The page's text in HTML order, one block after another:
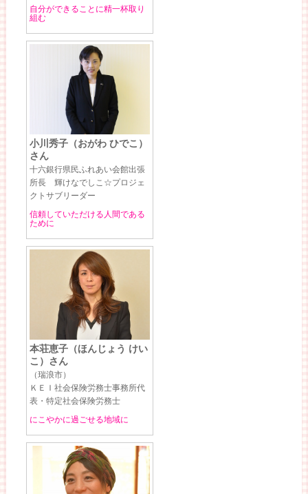
自分ができることに精一杯取り
組む
小川秀子（おがわ ひでこ）
さん
十六銀行県民ふれあい会館出張
所長 輝けなでしこ☆プロジェ
クトサブリーダー
信頼していただける人間である
ために
本荘恵子（ほんじょう けい
こ）さん
（瑞浪市）
ＫＥＩ社会保険労務士事務所代
表・特定社会保険労務士
にこやかに過ごせる地域に